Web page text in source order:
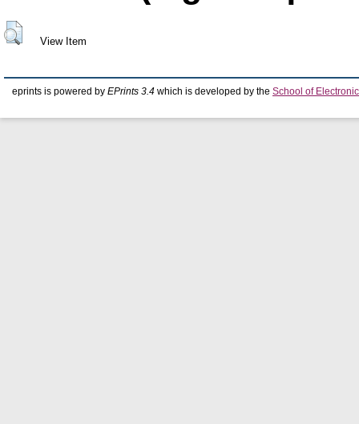
View Item
eprints is powered by EPrints 3.4 which is developed by the School of